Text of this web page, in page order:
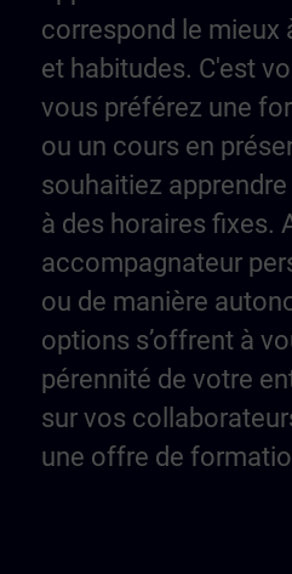
correspond le mieux
et habitudes. C'est
vous préférez une
ou un cours en
souhaitiez
à des horaires fixes.
accompagnateur
ou de manière
options s’offrent à
pérennité de votre
sur vos
une offre de